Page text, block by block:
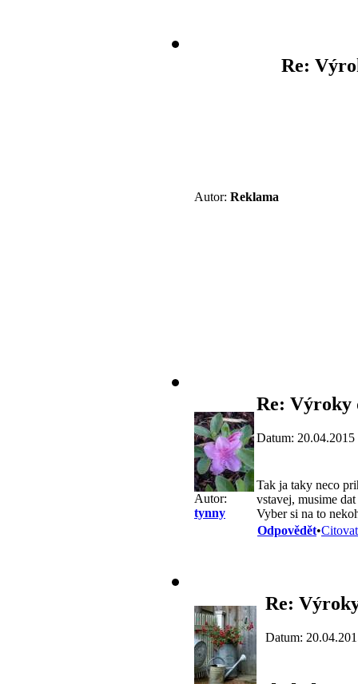
Autor: Reklama
Re:
Autor:
tynny
Re: Výroky
Datum: 20.04.2015
Tak ja taky neco
vstavej, musime
Vyber si na to
Odpovědět•Citovat
Re:
Datum: